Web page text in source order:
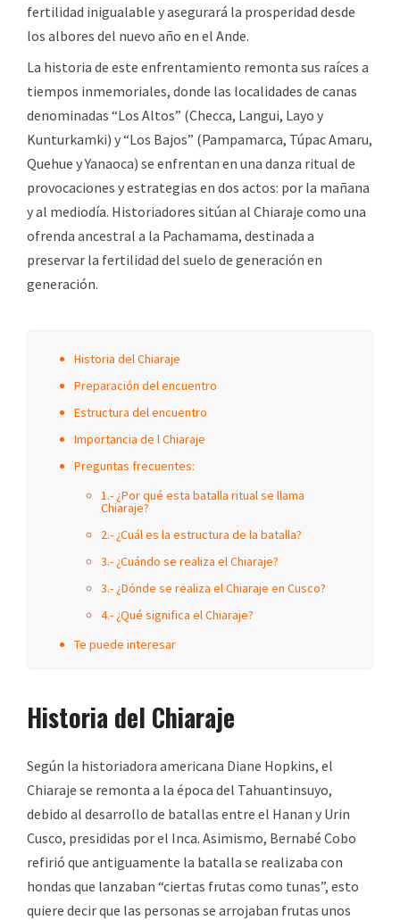
fertilidad inigualable y asegurará la prosperidad desde
los albores del nuevo año en el Ande.
La historia de este enfrentamiento remonta sus raíces a
tiempos inmemoriales, donde las localidades de canas
denominadas “Los Altos” (Checca, Langui, Layo y
Kunturkamki) y “Los Bajos” (Pampamarca, Túpac Amaru,
Quehue y Yanaoca) se enfrentan en una danza ritual de
provocaciones y estrategias en dos actos: por la mañana
y al mediodía. Historiadores sitúan al Chiaraje como una
ofrenda ancestral a la Pachamama, destinada a
preservar la fertilidad del suelo de generación en
generación.
Historia del Chiaraje
Preparación del encuentro
Estructura del encuentro
Importancia de l Chiaraje
Preguntas frecuentes:
1.- ¿Por qué esta batalla ritual se llama
Chiaraje?
2.- ¿Cuál es la estructura de la batalla?
3.- ¿Cuándo se realiza el Chiaraje?
3.- ¿Dónde se realiza el Chiaraje en Cusco?
4.- ¿Qué significa el Chiaraje?
Te puede interesar
Historia del Chiaraje
Según la historiadora americana Diane Hopkins, el
Chiaraje se remonta a la época del Tahuantinsuyo,
debido al desarrollo de batallas entre el Hanan y Urin
Cusco, presididas por el Inca. Asimismo, Bernabé Cobo
refirió que antiguamente la batalla se realizaba con
hondas que lanzaban “ciertas frutas como tunas”, esto
quiere decir que las personas se arrojaban frutas unos